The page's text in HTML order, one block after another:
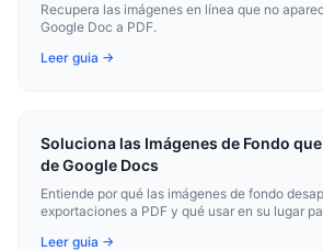
Recupera las imágenes en línea que no
Google Doc a PDF.
Leer guia →
Soluciona las Imágenes de Fondo que
de Google Docs
Entiende por qué las imágenes de fondo
exportaciones a PDF y qué usar en su lugar
Leer guia →